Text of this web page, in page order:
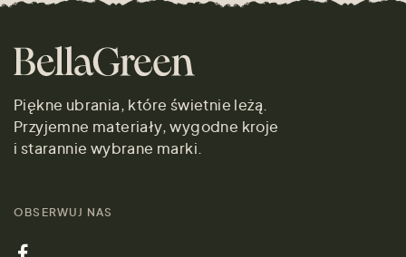
Piękne ubrania, które świetnie leżą.
Przyjemne materiały, wygodne kroje
i starannie wybrane marki.
OBSERWUJ NAS